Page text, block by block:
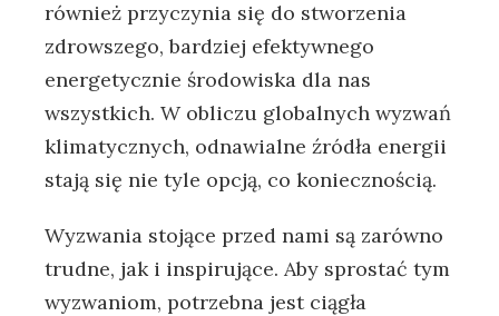
również przyczynia się do stworzenia
zdrowszego, bardziej efektywnego⁢
energetycznie środowiska ⁣dla‌ nas
wszystkich. W obliczu globalnych‍ wyzwań
‌klimatycznych, odnawialne źródła ⁤energii
stają się​ nie tyle opcją,‍ co​ koniecznością.‌
Wyzwania stojące ⁤przed nami są zarówno
trudne,⁤ jak i inspirujące. Aby sprostać tym
wyzwaniom, ‌potrzebna jest‌ ciągła